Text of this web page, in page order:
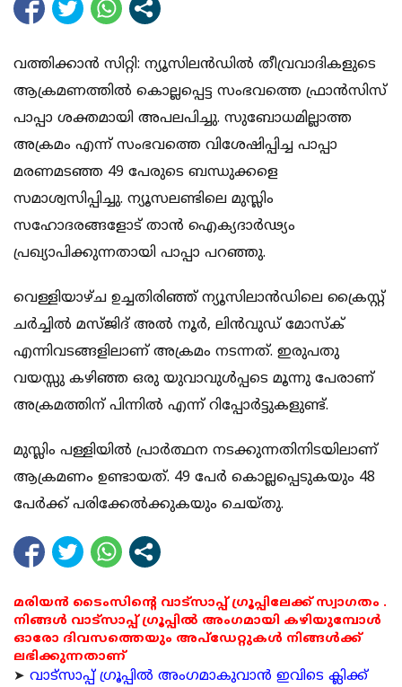
വത്തിക്കാന്‍ സിറ്റി: ന്യൂസിലന്‍ഡില്‍ തീവ്രവാദികളുടെ
ആക്രമണത്തില്‍ കൊല്ലപ്പെട്ട സംഭവത്തെ ഫ്രാന്‍സിസ്
പാപ്പാ ശക്തമായി അപലപിച്ചു. സുബോധമില്ലാത്ത
അക്രമം എന്ന് സംഭവത്തെ വിശേഷിപ്പിച്ച പാപ്പാ
മരണമടഞ്ഞ 49 പേരുടെ ബന്ധുക്കളെ
സമാശ്വസിപ്പിച്ചു. ന്യൂസലണ്ടിലെ മുസ്ലിം
സഹോദരങ്ങളോട് താന്‍ ഐക്യദാര്‍ഢ്യം
പ്രഖ്യാപിക്കുന്നതായി പാപ്പാ പറഞ്ഞു.
വെള്ളിയാഴ്ച ഉച്ചതിരിഞ്ഞ് ന്യൂസിലാന്‍ഡിലെ ക്രൈസ്റ്റ്
ചര്‍ച്ചില്‍ മസ്ജിദ് അല്‍ നൂര്‍, ലിന്‍വുഡ് മോസ്‌ക്
എന്നിവടങ്ങളിലാണ് അക്രമം നടന്നത്. ഇരുപതു
വയസ്സു കഴിഞ്ഞ ഒരു യുവാവുള്‍പ്പടെ മൂന്നു പേരാണ്
അക്രമത്തിന് പിന്നില്‍ എന്ന് റിപ്പോര്‍ട്ടുകളുണ്ട്.
മുസ്ലിം പള്ളിയില്‍ പ്രാര്‍ത്ഥന നടക്കുന്നതിനിടയിലാണ്
ആക്രമണം ഉണ്ടായത്. 49 പേര്‍ കൊല്ലപ്പെടുകയും 48
പേര്‍ക്ക് പരിക്കേല്‍ക്കുകയും ചെയ്തു.
മരിയൻ ടൈംസിന്റെ വാട്സാപ്പ് ഗ്രൂപ്പിലേക്ക് സ്വാഗതം .
നിങ്ങൾ വാട്സാപ്പ് ഗ്രൂപ്പിൽ അംഗമായി കഴിയുമ്പോൾ
ഓരോ ദിവസത്തെയും അപ്ഡേറ്റുകൾ നിങ്ങൾക്ക്
ലഭിക്കുന്നതാണ്
➤ വാട്സാപ്പ് ഗ്രൂപ്പിൽ അംഗമാകുവാൻ ഇവിടെ ക്ലിക്ക്